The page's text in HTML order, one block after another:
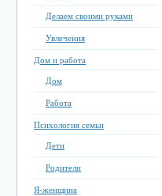
Делаем своими руками
Увлечения
Дом и работа
Дом
Работа
Психология семьи
Дети
Родители
Я-женщина